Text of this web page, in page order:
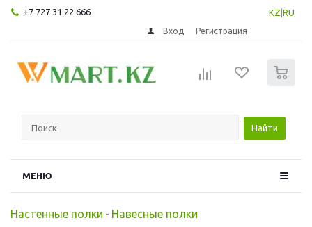
+7 727 31 22 666 KZ RU
Вход Регистрация
Найти
МЕНЮ
Настенные полки - Навесные полки